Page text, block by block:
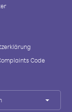
Code